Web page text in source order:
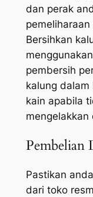
dan perak
Bersihkan
pembersih
kalung
kain apabila
mengelakkan
Pembelian
Pastikan
dari toko